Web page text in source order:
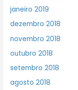
janeiro 2019
dezembro 2018
novembro 2018
outubro 2018
setembro 2018
agosto 2018